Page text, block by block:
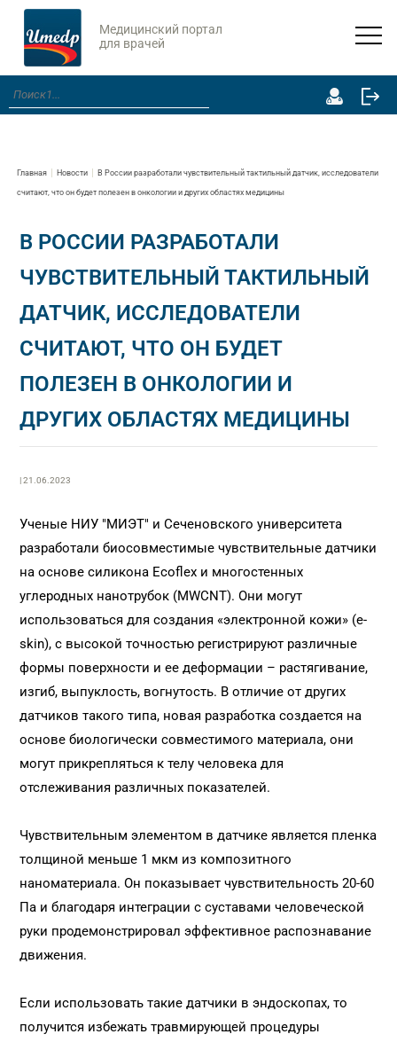
Медицинский портал
для врачей
Главная Новости В России разработали чувствительный тактильный датчик, исследователи
считают, что он будет полезен в онкологии и других областях медицины
В РОССИИ РАЗРАБОТАЛИ
ЧУВСТВИТЕЛЬНЫЙ ТАКТИЛЬНЫЙ
ДАТЧИК, ИССЛЕДОВАТЕЛИ
СЧИТАЮТ, ЧТО ОН БУДЕТ
ПОЛЕЗЕН В ОНКОЛОГИИ И
ДРУГИХ ОБЛАСТЯХ МЕДИЦИНЫ
| 21.06.2023
Ученые НИУ "МИЭТ" и Сеченовского университета
разработали биосовместимые чувствительные датчики
на основе силикона Ecoflex и многостенных
углеродных нанотрубок (MWCNT). Они могут
использоваться для создания «электронной кожи» (e-
skin), с высокой точностью регистрируют различные
формы поверхности и ее деформации – растягивание,
изгиб, выпуклость, вогнутость. В отличие от других
датчиков такого типа, новая разработка создается на
основе биологически совместимого материала, они
могут прикрепляться к телу человека для
отслеживания различных показателей.
Чувствительным элементом в датчике является пленка
толщиной меньше 1 мкм из композитного
наноматериала. Он показывает чувствительность 20-60
Па и благодаря интеграции с суставами человеческой
руки продемонстрировал эффективное распознавание
движения.
Если использовать такие датчики в эндоскопах, то
получится избежать травмирующей процедуры